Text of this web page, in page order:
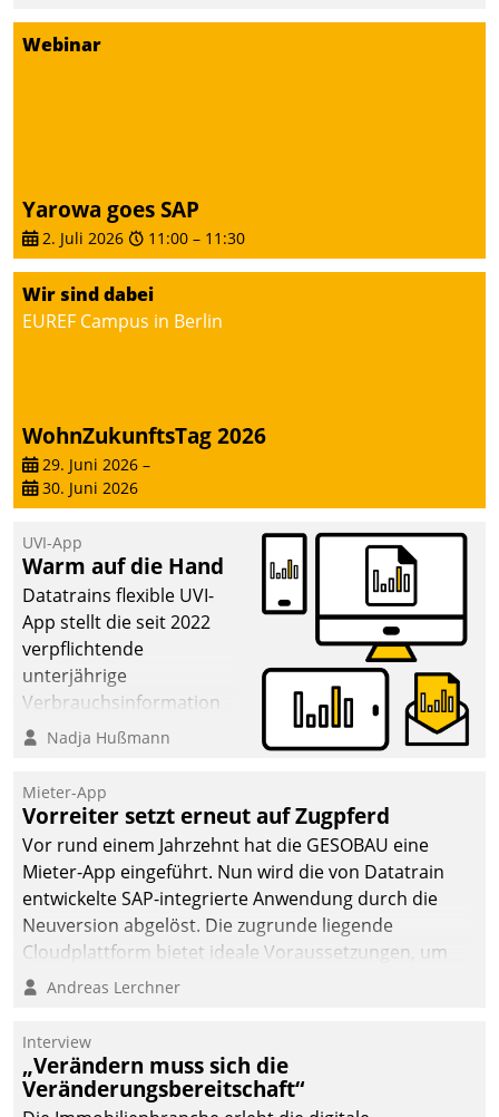
Webinar
Yarowa goes SAP
2. Juli 2026 11:00 – 11:30
Wir sind dabei
EUREF Campus in Berlin
WohnZukunftsTag 2026
29. Juni 2026 –
30. Juni 2026
UVI-App
Warm auf die Hand
Datatrains flexible UVI-
App stellt die seit 2022
verpflichtende
unterjährige
Verbrauchsinformation
schnell, zuverlässig und
Die monatlichen
Mitteilungen zum
Heizungs- und
Wasserverbrauch gehen
automatisiert, vollständig
und auf Wunsch über
mehrere zuvor
Kommunikationswege bei
Nadja Hußmann
Mieter-App
Vorreiter setzt erneut auf Zugpferd
Vor rund einem Jahrzehnt hat die GESOBAU eine
Mieter-App eingeführt. Nun wird die von Datatrain
entwickelte SAP-integrierte Anwendung durch die
Neuversion abgelöst. Die zugrunde liegende
Cloudplattform bietet ideale Voraussetzungen, um
die Funktionalität der App zu erweitern und weitere
integrieren.
Andreas Lerchner
Interview
„Verändern muss sich die
Veränderungsbereitschaft“